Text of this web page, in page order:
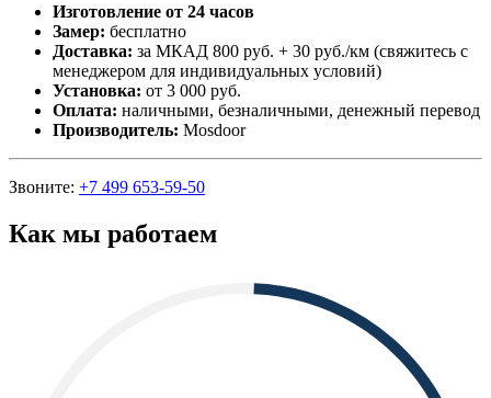
Изготовление от 24 часов
Замер: бесплатно
Доставка: за МКАД 800 руб. + 30 руб./км (свяжитесь с
менеджером для индивидуальных условий)
Установка: от 3 000 руб.
Оплата: наличными, безналичными, денежный перевод
Производитель: Mosdoor
Звоните: +7 499 653-59-50
Как мы работаем